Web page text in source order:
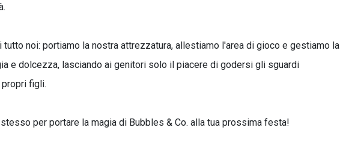
tutto noi: portiamo la nostra attrezzatura, allestiamo l'area di gioco e gestiamo la
e dolcezza, lasciando ai genitori solo il piacere di godersi gli sguardi
figli.
per portare la magia di Bubbles & Co. alla tua prossima festa!